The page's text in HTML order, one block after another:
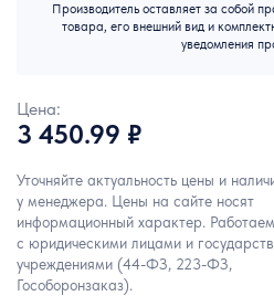
Производитель оставляет за собой
товара, его внешний вид и
уведомления
Цена:
3 450.99 ₽
Уточняйте актуальность цены и
у менеджера. Цены на сайте носят
информационный характер.
с юридическими лицами и
учреждениями (44-ФЗ, 223-ФЗ,
Гособоронзаказ).